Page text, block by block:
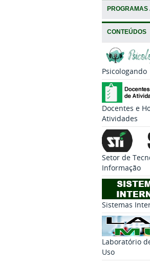
CONTEÚDOS
Psicologando
Docentes e
Atividades
Setor de
Informação
Sistemas
Laboratório
Uso